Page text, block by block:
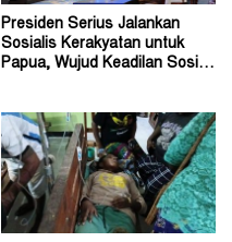
Presiden Serius Jalankan
Sosialis Kerakyatan untuk
Papua, Wujud Keadilan Sosial